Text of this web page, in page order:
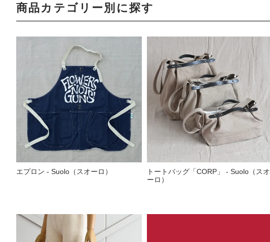
商品カテゴリー別に探す
エプロン - Suolo（スオーロ）
トートバッグ「CORP」 - Suolo（スオ
ーロ）